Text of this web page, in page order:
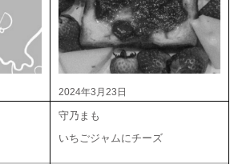
2024年3月23日
守乃まも
いちごジャムにチーズ